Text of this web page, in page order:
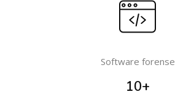
Software forense
10+